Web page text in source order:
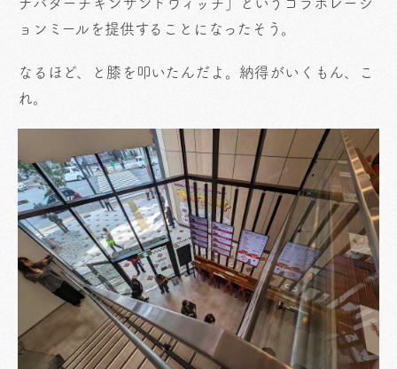
ョンミールを提供することになったそう。
なるほど、と膝を叩いたんだよ。納得がいくもん、こ
れ。